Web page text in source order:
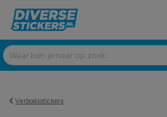
Verbodsstickers